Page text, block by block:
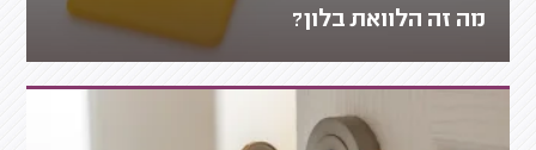
מה זה הלוואת בלון?